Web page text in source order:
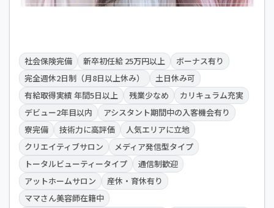
社会保険完備 新卒初任給 25万円以上
ボーナス有り
完全週休2日制（月8日以上休み）
土日休み可
有給取得実績 年間5日以上
残業少なめ
カリキュラム充実
デビュー2年目以内
アシスタント期間中の入客機会有り
寮完備
技術力に高評価
人気エリアに立地
クリエイティブサロン
メディア発信型タイプ
トータルビューティータイプ
通信制歓迎
アットホームサロン
産休・育休有り
ママさん美容師在籍中